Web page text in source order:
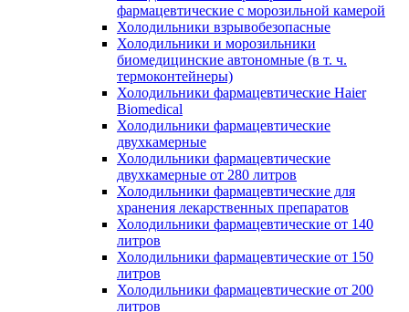
фармацевтические с морозильной камерой
Холодильники взрывобезопасные
Холодильники и морозильники
биомедицинские автономные (в т. ч.
термоконтейнеры)
Холодильники фармацевтические Haier
Biomedical
Холодильники фармацевтические
двухкамерные
Холодильники фармацевтические
двухкамерные от 280 литров
Холодильники фармацевтические для
хранения лекарственных препаратов
Холодильники фармацевтические от 140
литров
Холодильники фармацевтические от 150
литров
Холодильники фармацевтические от 200
литров